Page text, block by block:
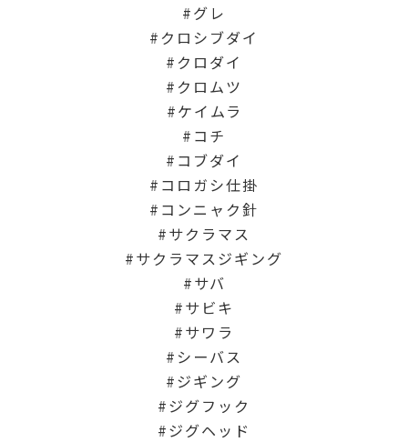
グレ
クロシブダイ
クロダイ
クロムツ
ケイムラ
コチ
コブダイ
コロガシ仕掛
コンニャク針
サクラマス
サクラマスジギング
サバ
サビキ
サワラ
シーバス
ジギング
ジグフック
ジグヘッド